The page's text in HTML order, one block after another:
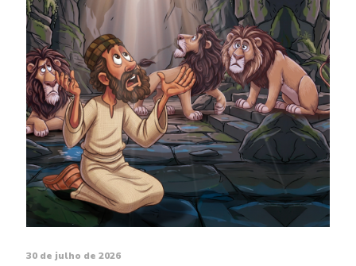
30 de julho de 2026